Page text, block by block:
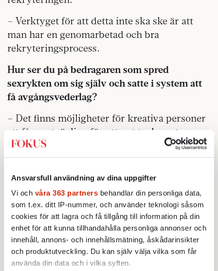
Ansvarsfull användning av dina uppgifter
Vi och våra 363 partners behandlar din personliga data,
som t.ex. ditt IP-nummer, och använder teknologi såsom
cookies för att lagra och få tillgång till information på din
enhet för att kunna tillhandahålla personliga annonser och
innehåll, annons- och innehållsmätning, åskådarinsikter
och produktutveckling. Du kan själv välja vilka som får
använda din data och i vilka syften.
– Verktyget för att detta inte ska ske är att
man har en genomarbetad och bra
rekryteringsprocess.
Hur ser du på bedragaren som spred
sexrykten om sig själv och satte i system att
få avgångsvederlag?
– Det finns möjligheter för kreativa personer
att få en utväxling för ytterst tveksamt
beteende. Men förr eller senare stängs den
vägen.